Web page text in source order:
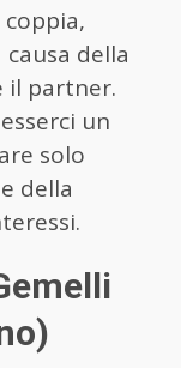
coppia,
della
il partner.
un
solo
della